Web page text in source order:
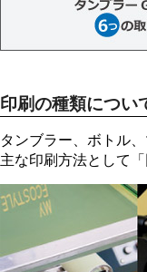
印刷の種類につい
タンブラー、ボトル
主な印刷方法として「